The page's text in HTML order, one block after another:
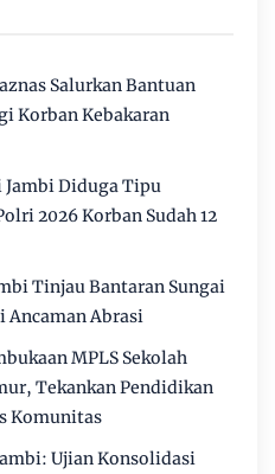
Salurkan Bantuan
Korban Kebakaran
Jambi Diduga Tipu
2026 Korban Sudah 12
Tinjau Bantaran Sungai
Ancaman Abrasi
MPLS Sekolah
Tekankan Pendidikan
Komunitas
Ujian Konsolidasi